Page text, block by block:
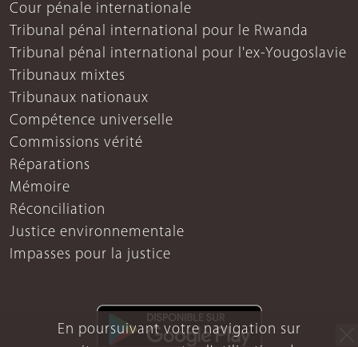
En poursuivant votre navigation sur
Cour pénale internationale
Tribunal pénal international pour le Rwanda
Tribunal pénal international pour l'ex-Yougoslavie
Tribunaux mixtes
Tribunaux nationaux
Compétence universelle
Commissions vérité
Réparations
Mémoire
Réconciliation
Justice environnementale
Impasses pour la justice